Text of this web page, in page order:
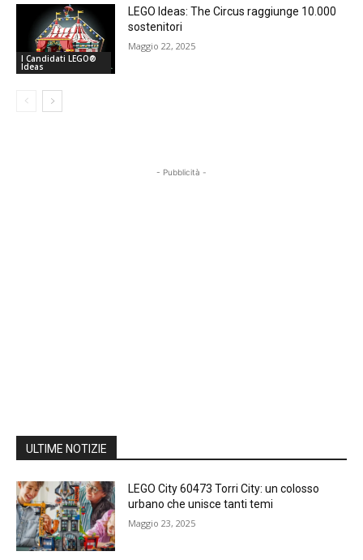
I Candidati LEGO®
Ideas
LEGO Ideas: The Circus raggiunge 10.000
sostenitori
Maggio 22, 2025
- Pubblicità -
ULTIME NOTIZIE
LEGO City 60473 Torri City: un colosso
urbano che unisce tanti temi
Maggio 23, 2025